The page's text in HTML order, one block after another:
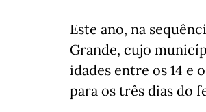
Este ano, na
Grande, cujo
idades entre os 14 e
para os três dias do